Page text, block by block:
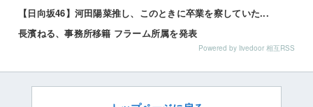
【日向坂46】河田陽菜推し、このときに卒業を察していた...
長濱ねる、事務所移籍 フラーム所属を発表
Powered by livedoor 相互RSS